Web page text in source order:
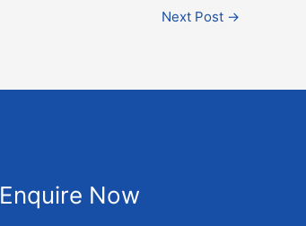
Next Post →
Enquire Now